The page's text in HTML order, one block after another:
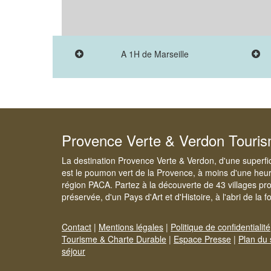
A 1H de Marseille
Provence Verte & Verdon
La destination Provence Verte & Verdon, d'une
est le poumon vert de la Provence, à moins d'une
région PACA. Partez à la découverte de 43 villages
préservée, d'un Pays d'Art et d'Histoire, à l'abri de la
Contact | Mentions légales | Politique de confidentialité
Tourisme & Charte Durable | Espace Presse | Plan du
séjour